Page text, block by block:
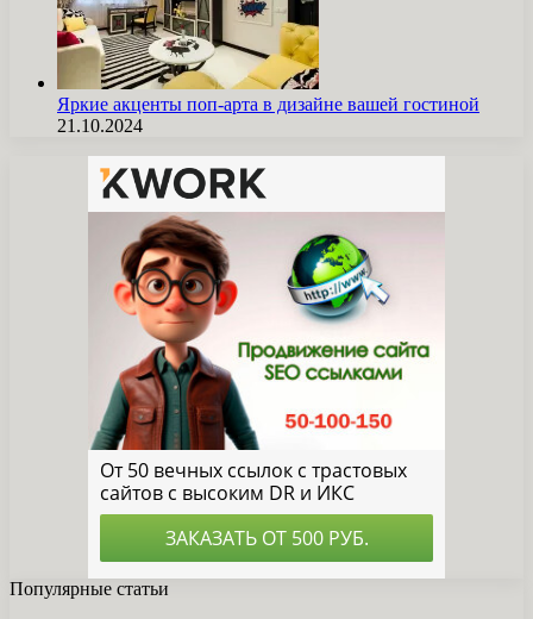
Яркие акценты поп-арта в дизайне вашей гостиной
21.10.2024
Популярные статьи